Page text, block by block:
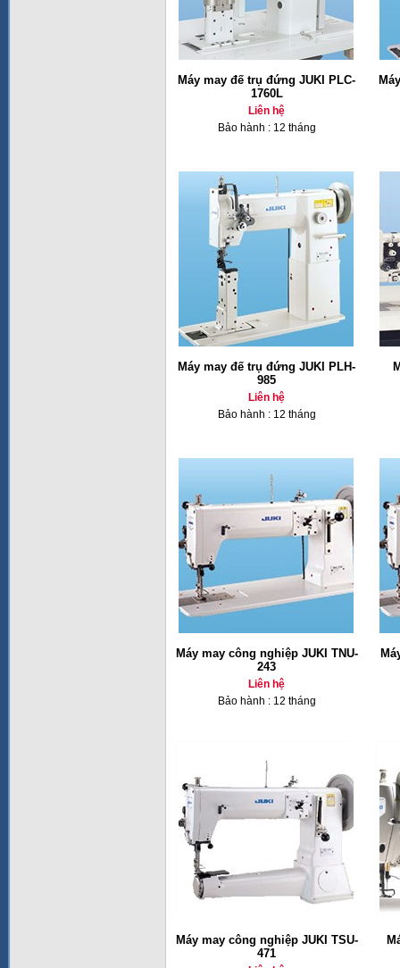
Máy may đế trụ đứng JUKI PLC-
1760L
Liên hệ
Bảo hành : 12 tháng
Máy may đế trụ đứng JUKI PLH-
985
Liên hệ
Bảo hành : 12 tháng
Máy may công nghiệp JUKI TNU-
243
Liên hệ
Bảo hành : 12 tháng
Máy may công nghiệp JUKI TSU-
471